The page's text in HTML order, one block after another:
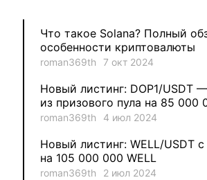
Evgeniy 3
aleksandr-es 2
Jevick 1
Что такое Solana? Полный
особенности криптовалюты
roman369th 7 окт 2024
Новый листинг: DOP1/USDT
из призового пула на 85 000
roman369th 4 июл 2024
Новый листинг: WELL/USDT
на 105 000 000 WELL
roman369th 2 июл 2024